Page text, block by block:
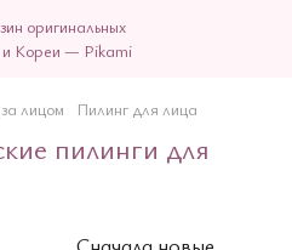
лицом Пилинг для лица
пилинги для